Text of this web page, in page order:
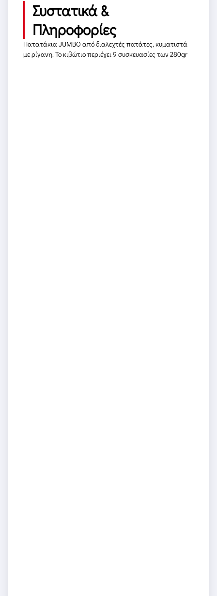
Συστατικά &
Πληροφορίες
Πατατάκια JUMBO από διαλεχτές πατάτες, κυματιστά
με ρίγανη. Το κιβώτιο περιέχει 9 συσκευασίες των 280gr